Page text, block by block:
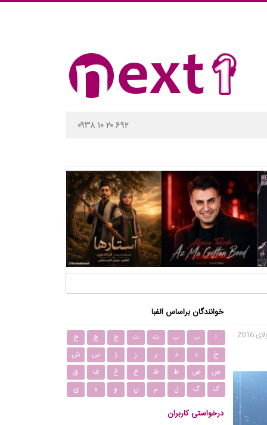
۰۹۳۸ ۱۰ ۲۰ ۶۹۲
خوانندگان براساس الفبا
ا ب پ ت ث ج چ
ح
خ
د ذ ر ز ژ س
ش
ص
ض ط ظ ع غ ف
ق
ک
گ ل م ن و ه ی
درخواستی کاربران